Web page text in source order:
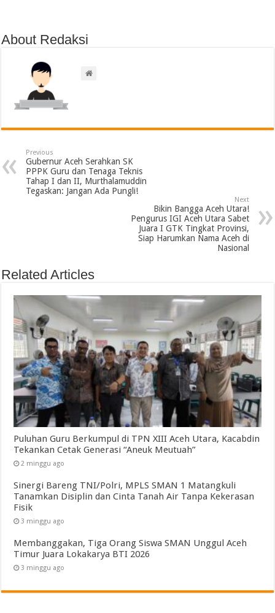
About Redaksi
Previous
Gubernur Aceh Serahkan SK
PPPK Guru dan Tenaga Teknis
Tahap I dan II, Murthalamuddin
Tegaskan: Jangan Ada Pungli!
Next
Bikin Bangga Aceh Utara!
Pengurus IGI Aceh Utara Sabet
Juara I GTK Tingkat Provinsi,
Siap Harumkan Nama Aceh di
Nasional
Related Articles
Puluhan Guru Berkumpul di TPN XIII Aceh Utara, Kacabdin
Tekankan Cetak Generasi “Aneuk Meutuah”
2 minggu ago
Sinergi Bareng TNI/Polri, MPLS SMAN 1 Matangkuli
Tanamkan Disiplin dan Cinta Tanah Air Tanpa Kekerasan
Fisik
3 minggu ago
Membanggakan, Tiga Orang Siswa SMAN Unggul Aceh
Timur Juara Lokakarya BTI 2026
3 minggu ago